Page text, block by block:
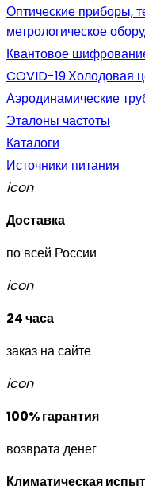
Оптические приборы,
метрологическое
Квантовое
COVID-19.Холодовая
Аэродинамические
Эталоны частоты
Каталоги
Источники питания
icon
Доставка
по всей России
icon
24 часа
заказ на сайте
icon
100% гарантия
возврата денег
Климатическая